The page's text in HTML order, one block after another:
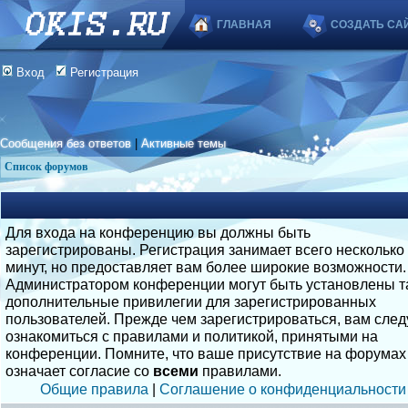
ГЛАВНАЯ СОЗДАТЬ
Вход Регистрация
Сообщения без ответов |Активные темы
Список форумов
Для входа на конференцию вы должны быть
зарегистрированы. Регистрация занимает всего несколько
минут, но предоставляет вам более широкие возможности.
Администратором конференции могут быть установлены
дополнительные привилегии для зарегистрированных
пользователей. Прежде чем зарегистрироваться, вам
ознакомиться с правилами и политикой, принятыми на
конференции. Помните, что ваше присутствие на форумах
означает согласие со всеми правилами.
Общие правила | Соглашение о конфиденциальности